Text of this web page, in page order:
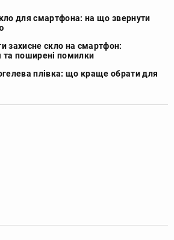
для смартфона: на що звернути
захисне скло на смартфон:
та поширені помилки
плівка: що краще обрати для